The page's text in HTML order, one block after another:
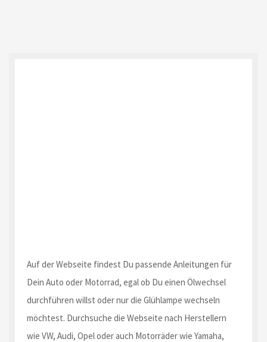
Auf der Webseite findest Du passende Anleitungen für
Dein Auto oder Motorrad, egal ob Du einen Ölwechsel
durchführen willst oder nur die Glühlampe wechseln
möchtest. Durchsuche die Webseite nach Herstellern
wie VW, Audi, Opel oder auch Motorräder wie Yamaha,